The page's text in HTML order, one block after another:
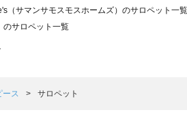
（サマンサモスモスホームズ）のサロペット一覧
のサロペット一覧
Mos2（ツハルバイサマンサモスモス）のサロペ
（サマンサモスモス ラーゴム）のサロペット一覧
ース サロペット